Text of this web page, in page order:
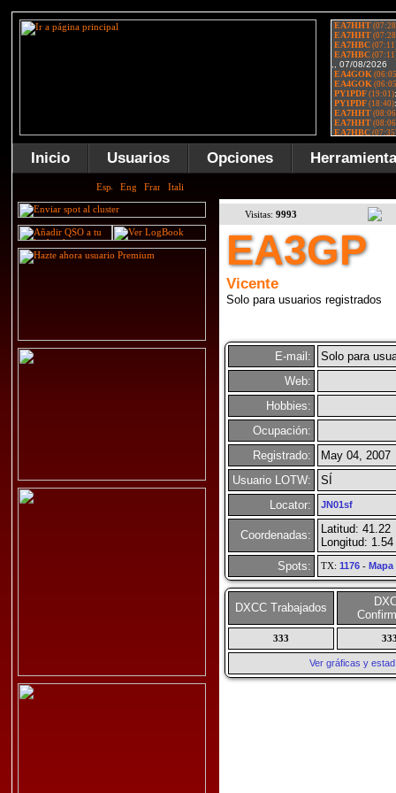
Inicio Usuarios Opciones
Visitas: 9993
EA3GP
Vicente
Solo para usuarios registrados
E-mail:
Solo para
Web:
Hobbies:
Ocupación:
Registrado:
May 04, 2007
Usuario LOTW:
SÍ
Locator:
JN01sf
Coordenadas:
Latitud: 41.22
Longitud: 1.54
Spots:
TX: 1176- Mapa
DXCC Trabajados
333
Ver gráficas y